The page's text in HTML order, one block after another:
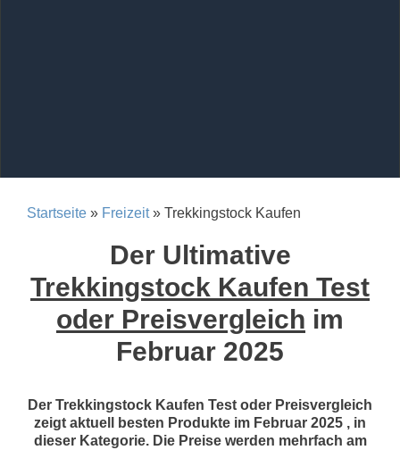
Startseite » Freizeit» Trekkingstock Kaufen
Der Ultimative
Trekkingstock Kaufen Test
oder Preisvergleich im
Februar 2025
Der Trekkingstock Kaufen Test oder Preisvergleich
zeigt aktuell besten Produkte im Februar 2025 , in
dieser Kategorie. Die Preise werden mehrfach am